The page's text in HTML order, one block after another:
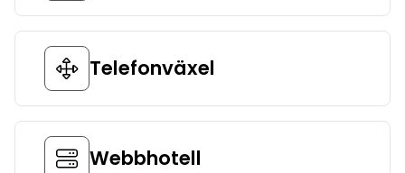
Telefonväxel
Webbhotell